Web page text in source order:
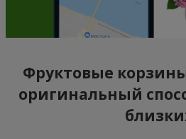
Фруктовые
оригинальный